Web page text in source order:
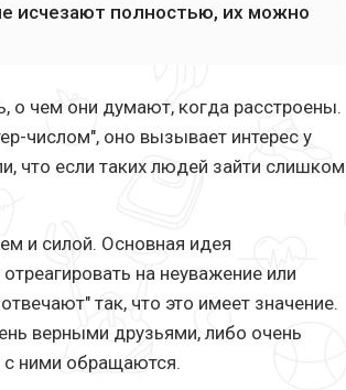
исчезают полностью, их можно
о чем они думают, когда расстроены.
числом", оно вызывает интерес у
что если таких людей зайти слишком
и силой. Основная идея
на неуважение или
так, что это имеет значение.
верными друзьями, либо очень
с ними обращаются.